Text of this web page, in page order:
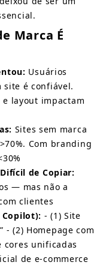
Marca É
Usuários
site é confiável.
layout impactam
Sites sem marca
Com branding
de Copiar:
— mas não a
clientes
Copilot): - (1) Site
- (2) Homepage com
unificadas
de e-commerce